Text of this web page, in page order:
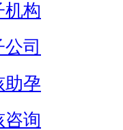
机构
司
助孕
咨询